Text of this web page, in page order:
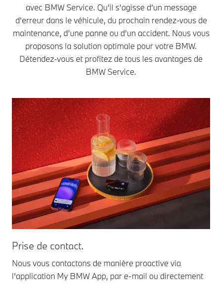
avec BMW Service. Qu’il s'agisse d’un message
d'erreur dans le véhicule, du prochain rendez-vous de
maintenance, d’une panne ou d’un accident. Nous vous
proposons la solution optimale pour votre BMW.
Détendez-vous et profitez de tous les avantages de
BMW Service.
Prise de contact.
Nous vous contactons de manière proactive via
l’application My BMW App, par e-mail ou directement